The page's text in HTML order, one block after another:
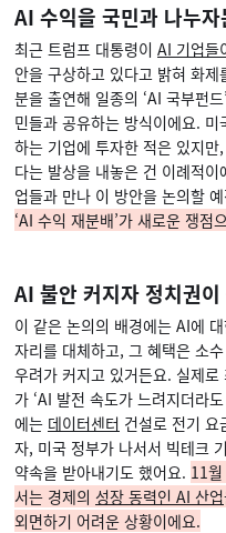
AI 수익을 국민과 나누
최근 트럼프 대통령이 AI 기업들
안을 구상하고 있다고 밝혀 화
분을 출연해 일종의 ‘AI 국부펀
민들과 공유하는 방식이에요. 미
하는 기업에 투자한 적은 있지
다는 발상을 내놓은 건 이례적
업들과 만나 이 방안을 논의할
‘AI 수익 재분배’가 새로운 쟁점
AI 불안 커지자 정치권
이 같은 논의의 배경에는 AI에
자리를 대체하고, 그 혜택은 소
우려가 커지고 있거든요. 실제로
가 ‘AI 발전 속도가 느려지더라
에는 데이터센터 건설로 전기 요
자, 미국 정부가 나서서 빅테크
약속을 받아내기도 했어요. 11
서는 경제의 성장 동력인 AI 산업
외면하기 어려운 상황이에요.